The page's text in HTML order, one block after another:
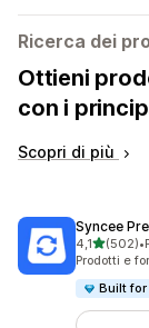
Ricerca dei
Ottieni
con i
Scopri di più
Syncee
4,1stelle su
(502)
502 •
Prodotti e
Built